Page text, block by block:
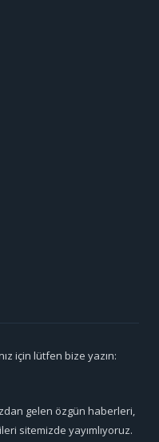
için lütfen bize yazın:
gelen özgün haberleri,
sitemizde yayımlıyoruz.